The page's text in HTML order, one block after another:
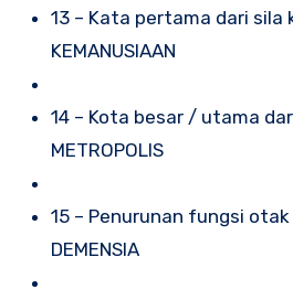
13 – Kata pertama dari sila
KEMANUSIAAN
14 – Kota besar / utama
METROPOLIS
15 – Penurunan fungsi
DEMENSIA